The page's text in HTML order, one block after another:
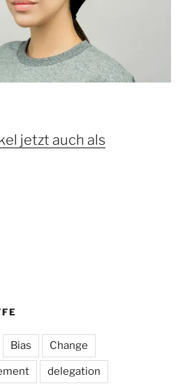
jetzt auch als
Bias Change
delegation